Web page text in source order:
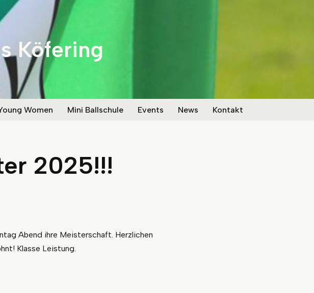
Köfering
Women Mini Ballschule Events News Kontakt
2025!!!
Abend ihre Meisterschaft. Herzlichen
Klasse Leistung.